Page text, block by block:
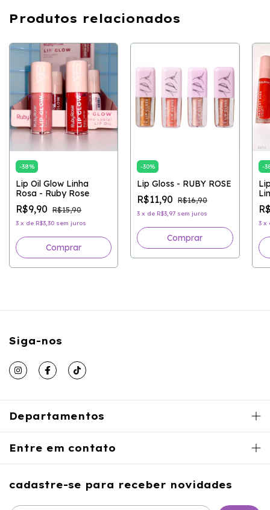
Produtos relacionados
-38%
Lip Oil Glow Linha
Rosa - Ruby Rose
R$9,90 R$15,90
3 x de R$3,30 sem juros
Comprar
-30%
Lip Gloss - RUBY ROSE
R$11,90 R$16,90
3 x de R$3,97 sem juros
Comprar
-
3 x
Siga-nos
Departamentos
Entre em contato
cadastre-se para receber novidades